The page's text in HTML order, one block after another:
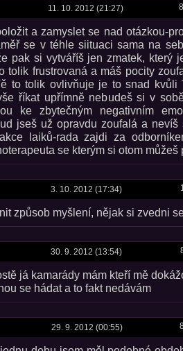
11. 10. 2012 (21:27)
a zamyslet se nad otázkou-
se v téhle siituaci sama na
pak si vytváříš jen zmatek, který
tolik frustrovaná a máš pocity
to tolik ovlivňuje je to snad kvůli
říkat upřímně nebudeš si v
ke zbytečným negativním
jseš už opravdu zoufalá a
laiků-rada zajdi za
se kterým si otom můžeš
3. 10. 2012 (17:34)
způsob myšlení, nějak si zvedni
30. 9. 2012 (13:54)
já kamarády mám kteří mě
se hádat a to fakt nedávám
29. 9. 2012 (00:55)